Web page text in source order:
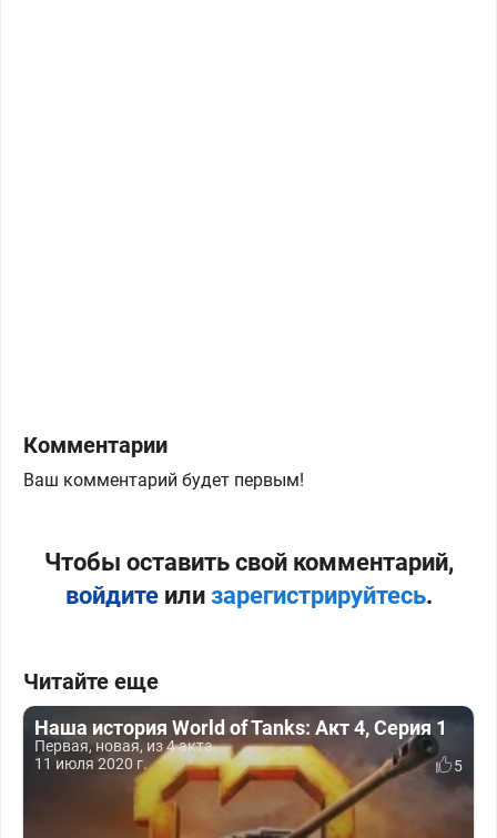
Комментарии
Ваш комментарий будет первым!
Чтобы оставить свой комментарий,
войдитеили зарегистрируйтесь.
Читайте еще
Наша история World of Tanks: Акт 4, Серия 1
Первая, новая, из 4 акта.
11 июля 2020 г.
5